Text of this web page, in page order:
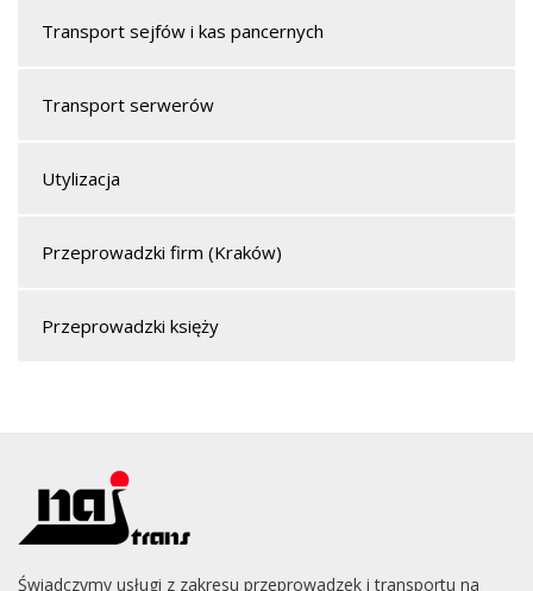
Transport sejfów i kas pancernych
Transport serwerów
Utylizacja
Przeprowadzki firm (Kraków)
Przeprowadzki księży
Świadczymy usługi z zakresu przeprowadzek i transportu na